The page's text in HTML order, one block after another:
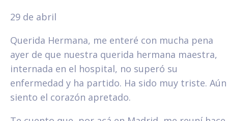
29 de abril
Querida Hermana, me enteré con mucha pena
ayer de que nuestra querida hermana maestra,
internada en el hospital, no superó su
enfermedad y ha partido. Ha sido muy triste. Aún
siento el corazón apretado.